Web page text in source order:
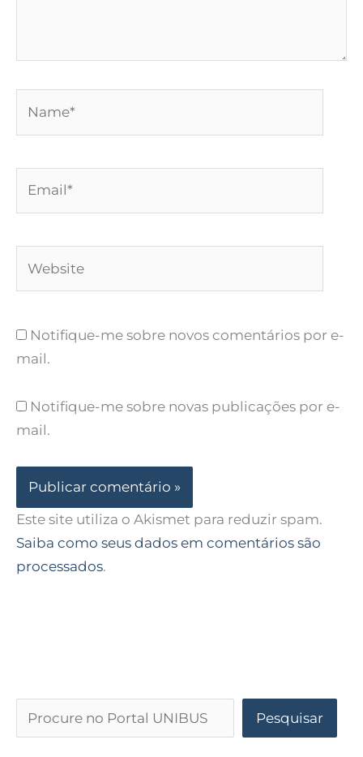
Notifique-me sobre novos comentários por e-
mail.
Notifique-me sobre novas publicações por e-
mail.
Este site utiliza o Akismet para reduzir spam.
Saiba como seus dados em comentários são
processados.
Pesquisar